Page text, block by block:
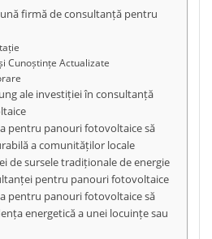
firmă de consultanță pentru
Cunoștințe Actualizate
ale investiției în consultanță
pentru panouri fotovoltaice să
a comunităților locale
de sursele tradiționale de energie
pentru panouri fotovoltaice
pentru panouri fotovoltaice să
energetică a unei locuințe sau